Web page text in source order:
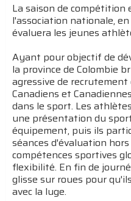
La saison de
l'association nationale,
évaluera les jeunes
Ayant pour objectif de
la province de Colombie
agressive de
Canadiens et
dans le sport. Les
une présentation du
équipement, puis ils
séances d'évaluation
compétences sportives
flexibilité. En fin de
glisse sur roues pour
avec la luge.